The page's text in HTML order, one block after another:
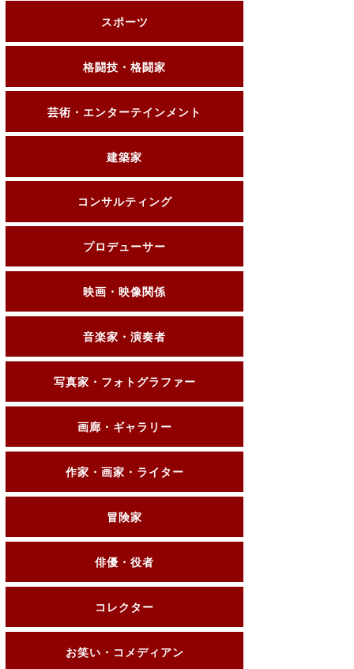
スポーツ
格闘技・格闘家
芸術・エンターテインメント
建築家
コンサルティング
プロデューサー
映画・映像関係
音楽家・演奏者
写真家・フォトグラファー
画廊・ギャラリー
作家・画家・ライター
冒険家
俳優・役者
コレクター
お笑い・コメディアン